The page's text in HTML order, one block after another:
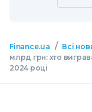
Finance.ua / Всі
млрд грн: хто
2024 році